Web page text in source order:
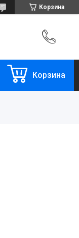
Корзина
Корзина